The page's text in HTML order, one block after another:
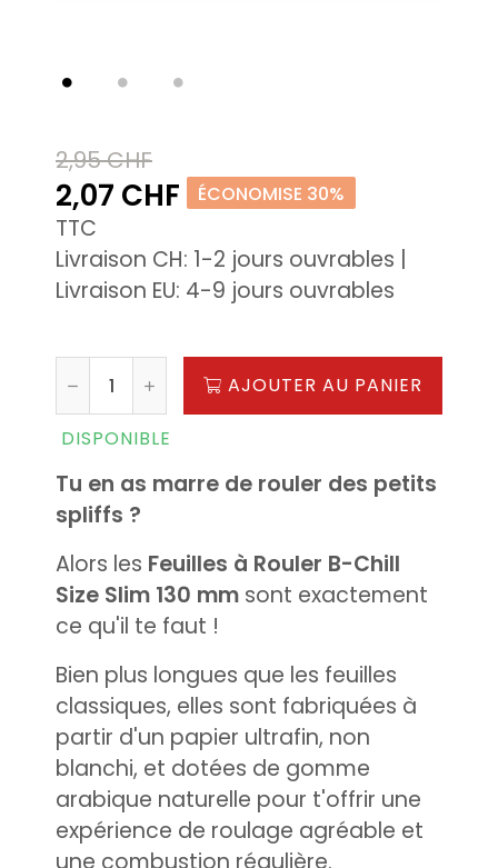
2,95 CHF
2,07 CHF ÉCONOMISE 30%
TTC
Livraison CH: 1-2 jours ouvrables |
Livraison EU: 4-9 jours ouvrables
AJOUTER AU PANIER
DISPONIBLE
Tu en as marre de rouler des petits
spliffs ?
Alors les Feuilles à Rouler B-Chill
Size Slim 130 mm sont exactement
ce qu'il te faut !
Bien plus longues que les feuilles
classiques, elles sont fabriquées à
partir d'un papier ultrafin, non
blanchi, et dotées de gomme
arabique naturelle pour t'offrir une
expérience de roulage agréable et
une combustion régulière.